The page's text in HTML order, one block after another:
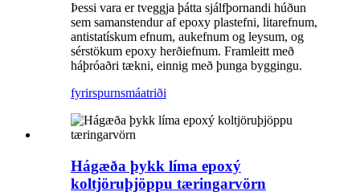
Þessi vara er tveggja þátta sjálfþornandi húðun
sem samanstendur af epoxy plastefni, litarefnum,
antistatískum efnum, aukefnum og leysum, og
sérstökum epoxy herðiefnum. Framleitt með
háþróaðri tækni, einnig með þunga byggingu.
fyrirspurnsmáatriði
Hágæða þykk líma epoxý
koltjöruþjöppu tæringarvörn